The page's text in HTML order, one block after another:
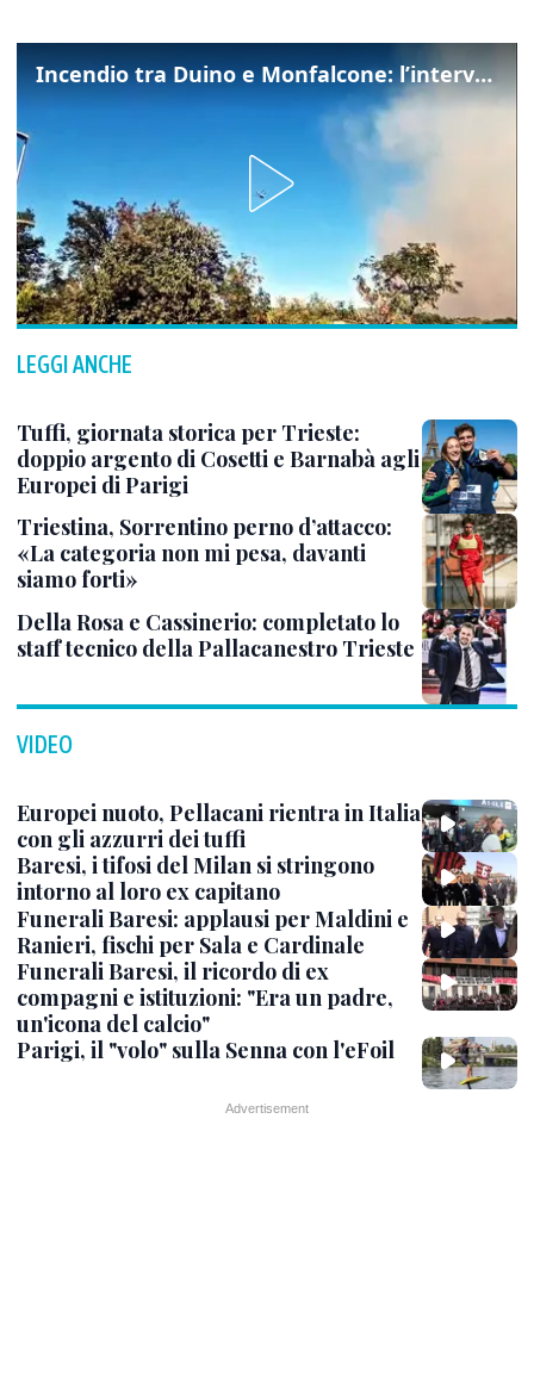
Incendio tra Duino e Monfalcone: l’intervento dei vigili del fuoco
LEGGI ANCHE
Tuffi, giornata storica per Trieste:
doppio argento di Cosetti e Barnabà agli
Europei di Parigi
Triestina, Sorrentino perno d’attacco:
«La categoria non mi pesa, davanti
siamo forti»
Della Rosa e Cassinerio: completato lo
staff tecnico della Pallacanestro Trieste
VIDEO
Europei nuoto, Pellacani rientra in Italia
con gli azzurri dei tuffi
Baresi, i tifosi del Milan si stringono
intorno al loro ex capitano
Funerali Baresi: applausi per Maldini e
Ranieri, fischi per Sala e Cardinale
Funerali Baresi, il ricordo di ex
compagni e istituzioni: "Era un padre,
un'icona del calcio"
Parigi, il "volo" sulla Senna con l'eFoil